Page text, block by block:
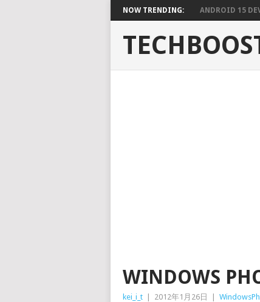
NOW TRENDING: ANDROID 15
WINDOWS
kei_i_t 2012年1月26日